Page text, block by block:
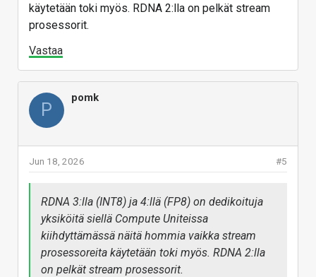
käytetään toki myös. RDNA 2:lla on pelkät stream
prosessorit.
Vastaa
P
pomk
#5
Jun 18, 2026
RDNA 3:lla (INT8) ja 4:llä (FP8) on dedikoituja
yksiköitä siellä Compute Uniteissa
kiihdyttämässä näitä hommia vaikka stream
prosessoreita käytetään toki myös. RDNA 2:lla
on pelkät stream prosessorit.